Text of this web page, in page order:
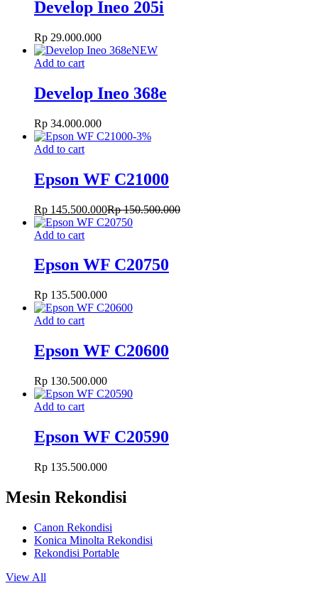
Develop Ineo 205i
Rp 29.000.000
NEW
Add to cart
Develop Ineo 368e
Rp 34.000.000
-3%
Add to cart
Epson WF C21000
Rp 145.500.000Rp150.500.000
Add to cart
Epson WF C20750
Rp 135.500.000
Add to cart
Epson WF C20600
Rp 130.500.000
Add to cart
Epson WF C20590
Rp 135.500.000
Mesin Rekondisi
Canon Rekondisi
Konica Minolta Rekondisi
Rekondisi Portable
View All